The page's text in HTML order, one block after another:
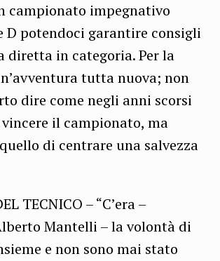
campionato impegnativo
D potendoci garantire consigli
diretta in categoria. Per la
tutta nuova; non
dire come negli anni scorsi
il campionato, ma
di centrare una salvezza
TECNICO – “C’era –
Mantelli – la volontà di
e non sono mai stato